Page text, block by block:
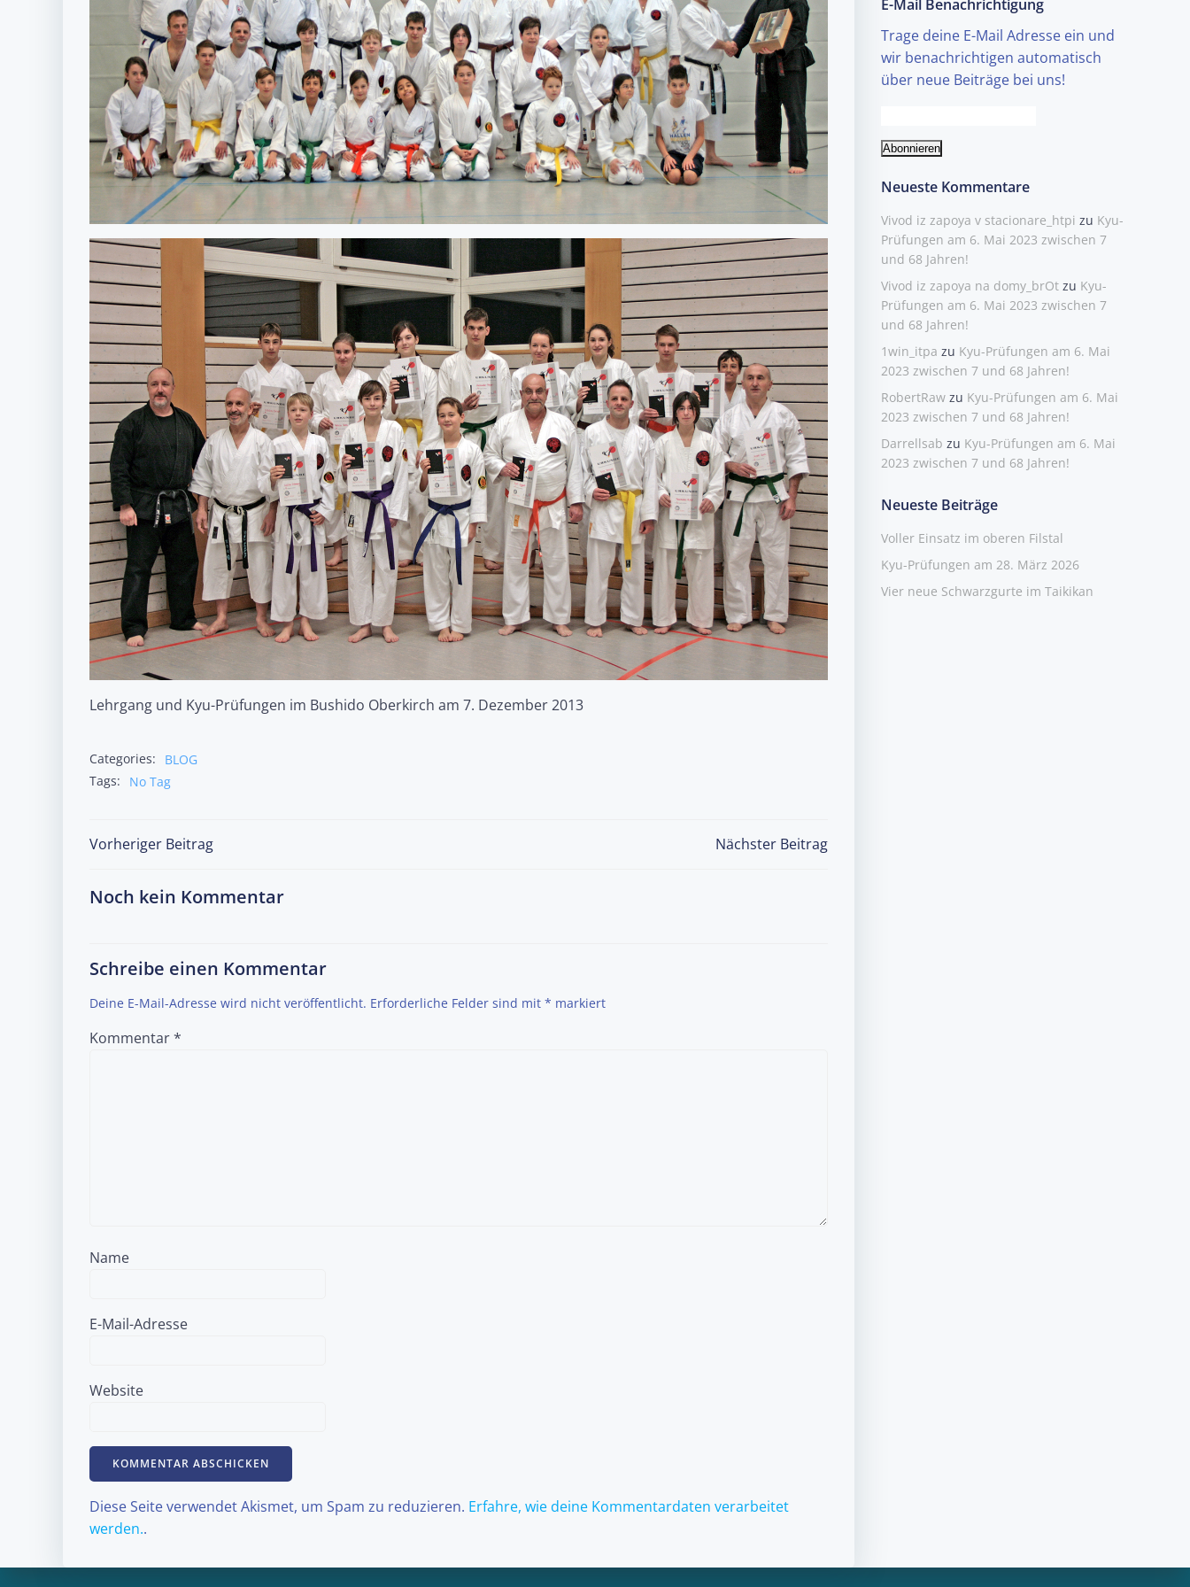
Lehrgang und Kyu-Prüfungen im Bushido Oberkirch am 7. Dezember 2013
Categories:
BLOG
Tags:
No Tag
Post
navigation
Vorheriger Beitrag Nächster Beitrag
Noch kein Kommentar
Schreibe einen Kommentar
Deine E-Mail-Adresse wird nicht veröffentlicht. Erforderliche Felder sind mit * markiert
Kommentar*
Name
E-Mail-Adresse
Website
Diese Seite verwendet Akismet, um Spam zu reduzieren. Erfahre, wie deine Kommentardaten verarbeitet
werden..
E-Mail Benachrichtigung
Trage deine E-Mail Adresse ein und
wir benachrichtigen automatisch
über neue Beiträge bei uns!
Neueste Kommentare
Vivod iz zapoya v stacionare_htpi zu Kyu-
Prüfungen am 6. Mai 2023 zwischen 7
und 68 Jahren!
Vivod iz zapoya na domy_brOt zu Kyu-
Prüfungen am 6. Mai 2023 zwischen 7
und 68 Jahren!
1win_itpa zu Kyu-Prüfungen am 6. Mai
2023 zwischen 7 und 68 Jahren!
RobertRaw zu Kyu-Prüfungen am 6. Mai
2023 zwischen 7 und 68 Jahren!
Darrellsab zu Kyu-Prüfungen am 6. Mai
2023 zwischen 7 und 68 Jahren!
Neueste Beiträge
Voller Einsatz im oberen Filstal
Kyu-Prüfungen am 28. März 2026
Vier neue Schwarzgurte im Taikikan